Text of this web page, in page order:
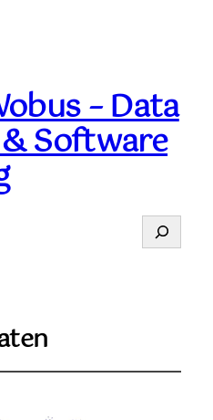
– Data
Software
Suchen